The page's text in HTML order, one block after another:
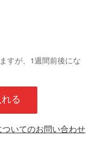
すが、1週間前後にな
る
ついてのお問い合わせ